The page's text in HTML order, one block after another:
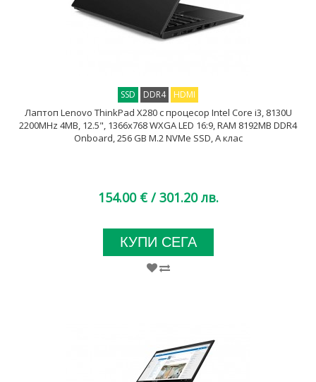
SSD DDR4 HDMI
Лаптоп Lenovo ThinkPad X280 с процесор Intel Core i3, 8130U
2200MHz 4MB, 12.5", 1366x768 WXGA LED 16:9, RAM 8192MB DDR4
Onboard, 256 GB M.2 NVMe SSD, А клас
154.00 € / 301.20 лв.
КУПИ СЕГА